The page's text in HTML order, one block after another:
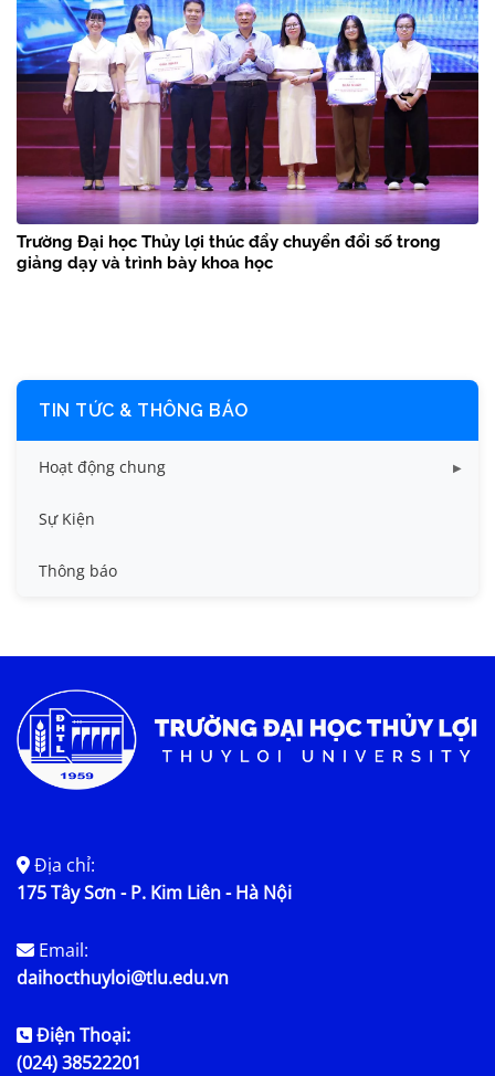
Trường Đại học Thủy lợi thúc đẩy chuyển đổi số trong
giảng dạy và trình bày khoa học
TIN TỨC & THÔNG BÁO
Hoạt động chung
Tin công tác sinh viên
Tin đào tạo
Tin tức chung
Sự Kiện
Thông báo
Địa chỉ:
175 Tây Sơn - P. Kim Liên - Hà Nội
Email:
daihocthuyloi@tlu.edu.vn
Điện Thoại:
(024) 38522201